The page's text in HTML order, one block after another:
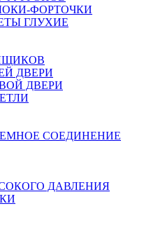
ФОРТОЧКИ
ГЛУХИЕ
ДВЕРИ
ДВЕРИ
СОЕДИНЕНИЕ
ДАВЛЕНИЯ